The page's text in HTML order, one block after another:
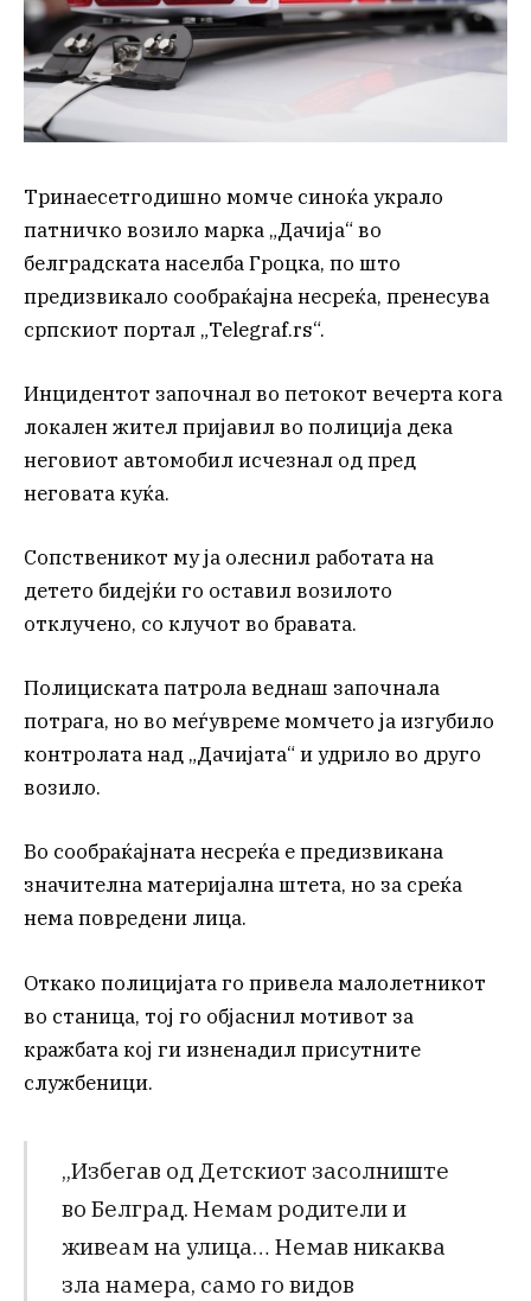
Тринаесетгодишно момче синоќа украло
патничко возило марка „Дачија“ во
белградската населба Гроцка, по што
предизвикало сообраќајна несреќа, пренесува
српскиот портал „Telegraf.rs“.
Инцидентот започнал во петокот вечерта кога
локален жител пријавил во полиција дека
неговиот автомобил исчезнал од пред
неговата куќа.
Сопственикот му ја олеснил работата на
детето бидејќи го оставил возилото
отклучено, со клучот во бравата.
Полициската патрола веднаш започнала
потрага, но во меѓувреме момчето ја изгубило
контролата над „Дачијата“ и удрило во друго
возило.
Во сообраќајната несреќа е предизвикана
значителна материјална штета, но за среќа
нема повредени лица.
Откако полицијата го привела малолетникот
во станица, тој го објаснил мотивот за
кражбата кој ги изненадил присутните
службеници.
„Избегав од Детскиот засолниште
во Белград. Немам родители и
живеам на улица… Немав никаква
зла намера, само го видов